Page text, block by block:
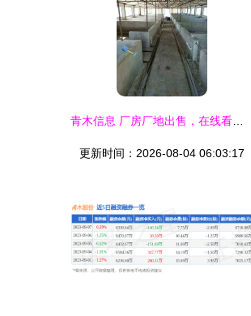
更新时间：2026-08-04 06:03:17